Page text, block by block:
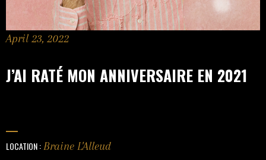
April 23, 2022
J’AI RATÉ MON ANNIVERSAIRE EN 2021
LOCATION :Braine L'Alleud